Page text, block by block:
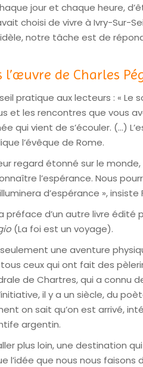
jour et chaque heure,
choisi de vivre à Ivry-Sur-
notre tâche est de
l’œuvre de Charles
pratique aux lecteurs : « Le
et les rencontres que vous
qui vient de s’écouler. (…)
l’évêque de Rome.
regard étonné sur le
l’espérance. Nous
d’espérance », insiste
préface d’un autre livre édité
(La foi est un voyage).
une aventure
ceux qui ont fait des
de Chartres, qui a connu
il y a un siècle, du
on sait qu’on est arrivé,
argentin.
plus loin, une destination
l’idée que nous nous faisons